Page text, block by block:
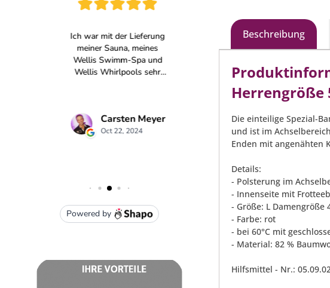
Beschreibung
Herrengröße
Die einteilige Spezial-
und ist im
Enden mit angenähten
Details:
- Polsterung im
- Innenseite mit
- Größe: L Damengröße
- Farbe: rot
- bei 60°C mit
- Material: 82 %
Hilfsmittel - Nr.: